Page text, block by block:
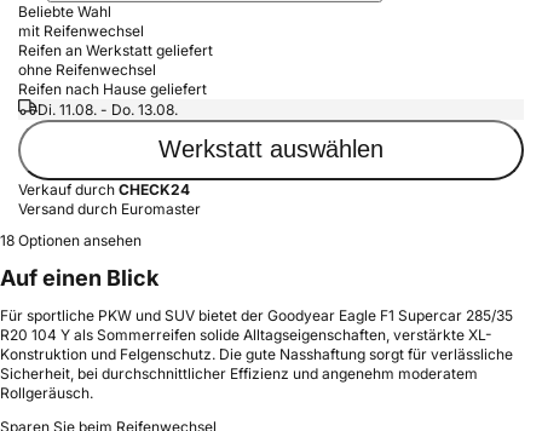
Beliebte Wahl
mit Reifenwechsel
Reifen an Werkstatt geliefert
ohne Reifenwechsel
Reifen nach Hause geliefert
Di. 11.08. - Do. 13.08.
Werkstatt auswählen
Verkauf durch CHECK24
Versand durch Euromaster
18 Optionen ansehen
Auf einen Blick
Für sportliche PKW und SUV bietet der Goodyear Eagle F1 Supercar 285/35
R20 104 Y als Sommerreifen solide Alltagseigenschaften, verstärkte XL-
Konstruktion und Felgenschutz. Die gute Nasshaftung sorgt für verlässliche
Sicherheit, bei durchschnittlicher Effizienz und angenehm moderatem
Rollgeräusch.
Sparen Sie beim Reifenwechsel